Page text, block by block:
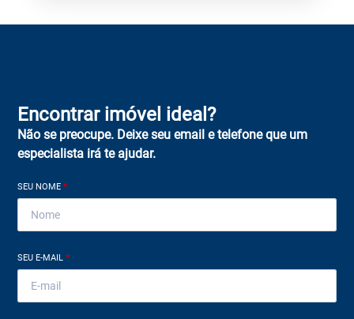
Encontrar imóvel ideal?
Não se preocupe. Deixe seu email e telefone que um
especialista irá te ajudar.
SEU NOME*
SEU E-MAIL*